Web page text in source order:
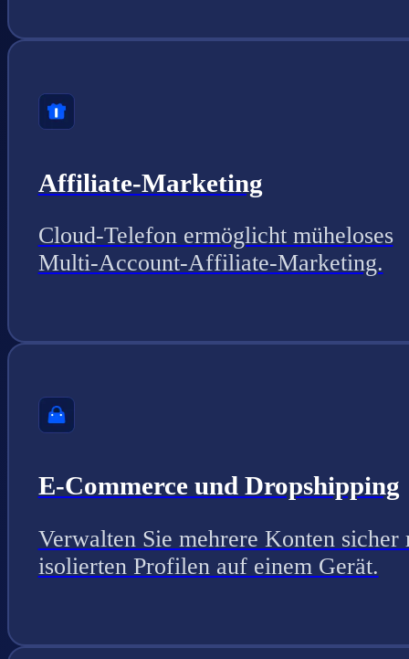
Affiliate-Marketing
Cloud-Telefon ermöglicht müheloses
Multi-Account-Affiliate-Marketing.
E-Commerce und Dropshipping
Verwalten Sie mehrere Konten sicher
isolierten Profilen auf einem Gerät.